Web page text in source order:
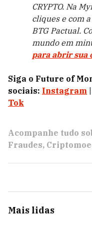
CRYPTO. Na
cliques e com
BTG Pactual.
mundo em
para abrir sua
Siga o Future of
sociais: Instagram
Tok
Acompanhe tudo
Fraudes
Mais lidas